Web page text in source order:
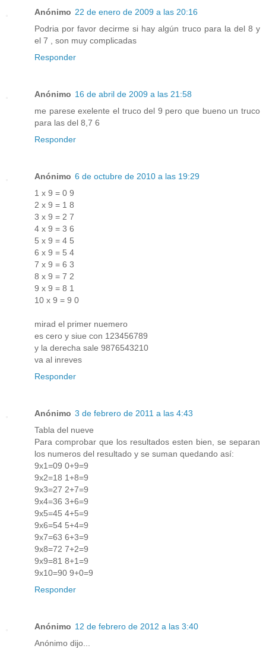
Anónimo 22 de enero de 2009 a las 20:16
Podria por favor decirme si hay algún truco para la del 8 y
el 7 , son muy complicadas
Responder
Anónimo 16 de abril de 2009 a las 21:58
me parese exelente el truco del 9 pero que bueno un truco
para las del 8,7 6
Responder
Anónimo 6 de octubre de 2010 a las 19:29
1 x 9 = 0 9
2 x 9 = 1 8
3 x 9 = 2 7
4 x 9 = 3 6
5 x 9 = 4 5
6 x 9 = 5 4
7 x 9 = 6 3
8 x 9 = 7 2
9 x 9 = 8 1
10 x 9 = 9 0
mirad el primer nuemero
es cero y siue con 123456789
y la derecha sale 9876543210
va al inreves
Responder
Anónimo 3 de febrero de 2011 a las 4:43
Tabla del nueve
Para comprobar que los resultados esten bien, se separan
los numeros del resultado y se suman quedando así:
9x1=09 0+9=9
9x2=18 1+8=9
9x3=27 2+7=9
9x4=36 3+6=9
9x5=45 4+5=9
9x6=54 5+4=9
9x7=63 6+3=9
9x8=72 7+2=9
9x9=81 8+1=9
9x10=90 9+0=9
Responder
Anónimo 12 de febrero de 2012 a las 3:40
Anónimo dijo...